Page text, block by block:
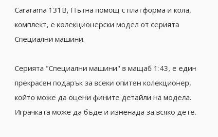
Cararama 131B, Пътна помощ с платформа и кола,
комплект, е колекционерски модел от серията
Специални машини.
Серията "Специални машини" в мащаб 1:43, е един
прекрасен подарък за всеки опитен колекционер,
който може да оцени фините детайли на модела.
Играчката може да бъде и изненада за всяко дете.